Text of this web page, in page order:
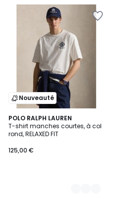
Nouveauté
POLO RALPH LAUREN
T-shirt manches courtes, à col
rond, RELAXED FIT
125,00 €
2
Couleurs